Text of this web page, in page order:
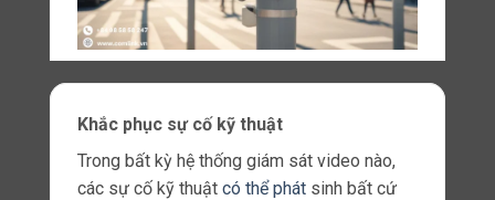
Ví dụ: người quản lý an ninh có thể xem cảnh
quay trực tiếp từ cả camera IP độ nét cao
và camera analog truyền thống trên cùng